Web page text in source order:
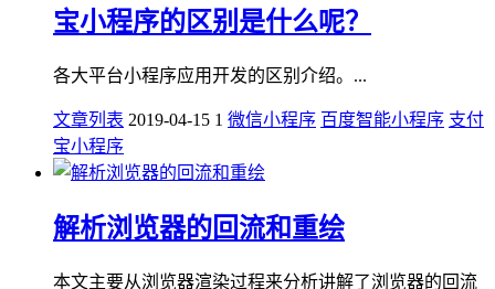
宝小程序的区别是什么呢？
各大平台小程序应用开发的区别介绍。...
文章列表 2019-04-15 1 微信小程序 百度智能小程序 支付
宝小程序
解析浏览器的回流和重绘
本文主要从浏览器渲染过程来分析讲解了浏览器的回流